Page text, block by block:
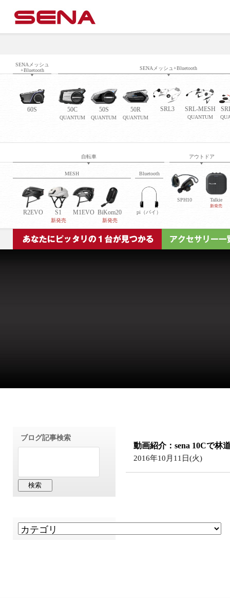
SENAメッシュ
+Bluetooth
SENAメッシュ+Bluetooth
60S 50C
QUANTUM
50S
QUANTUM
50R
QUANTUM
SRL3 SRL-MESH
QUANTUM
自転車 アウトドア
MESH
R2EVO S1
新発売
M1EVO BiKom20
新発売
Bluetooth
pi（パイ）
SPH10 Talkie
新発売
動画紹介：sena 10Cで林
2016年10月11日(火)
ブログ記事検索